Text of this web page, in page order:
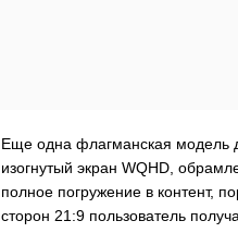
Еще одна флагманская модель
изогнутый экран WQHD,
полное погружение в контент,
сторон 21:9 пользователь